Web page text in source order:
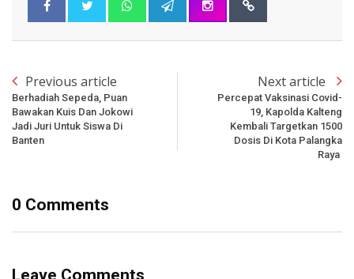
Previous article
Berhadiah Sepeda, Puan
Bawakan Kuis Dan Jokowi
Jadi Juri Untuk Siswa Di
Banten
Next article
Percepat Vaksinasi Covid-
19, Kapolda Kalteng
Kembali Targetkan 1500
Dosis Di Kota Palangka
Raya
0 Comments
Leave Comments